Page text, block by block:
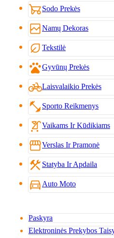
garden_cartSodo Prekės
broken_imageNamų Dekoras
nest_eco_leaf Tekstilė
petsGyvūnų Prekės
pedal_bikeLaisvalaikio Prekės
fitness_centerSporto Reikmenys
strollerVaikams Ir Kūdikiams
storefrontVerslas Ir Pramonė
construction Statyba Ir Apdaila
directions_car Auto Moto
Paskyra
Elektroninės Prekybos